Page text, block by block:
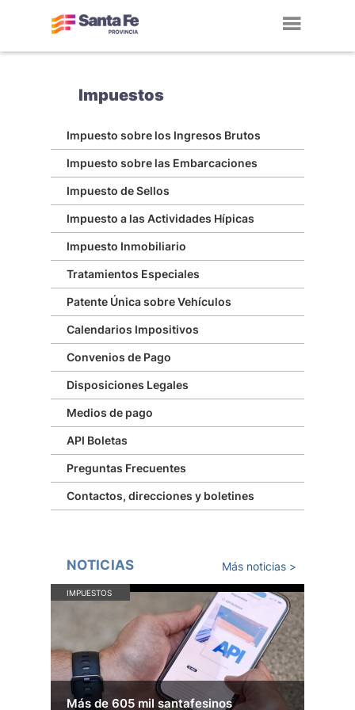
Impuestos
Impuesto sobre los Ingresos Brutos
Impuesto sobre las Embarcaciones
Impuesto de Sellos
Impuesto a las Actividades Hípicas
Impuesto Inmobiliario
Tratamientos Especiales
Patente Única sobre Vehículos
Calendarios Impositivos
Convenios de Pago
Disposiciones Legales
Medios de pago
API Boletas
Preguntas Frecuentes
Contactos, direcciones y boletines
NOTICIAS Más noticias >
IMPUESTOS
Más de 605 mil santafesinos